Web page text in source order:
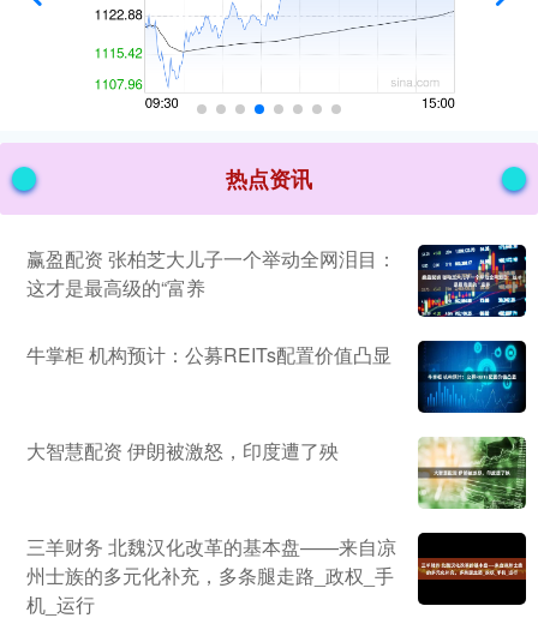
热点资讯
赢盈配资 张柏芝大儿子一个举动全网泪目：
这才是最高级的“富养
牛掌柜 机构预计：公募REITs配置价值凸显
大智慧配资 伊朗被激怒，印度遭了殃
三羊财务 北魏汉化改革的基本盘——来自凉
州士族的多元化补充，多条腿走路_政权_手
机_运行